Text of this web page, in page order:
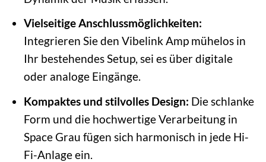
Vielseitige Anschlussmöglichkeiten:
Integrieren Sie den Vibelink Amp mühelos in
Ihr bestehendes Setup, sei es über digitale
oder analoge Eingänge.
Kompaktes und stilvolles Design: Die schlanke
Form und die hochwertige Verarbeitung in
Space Grau fügen sich harmonisch in jede Hi-
Fi-Anlage ein.